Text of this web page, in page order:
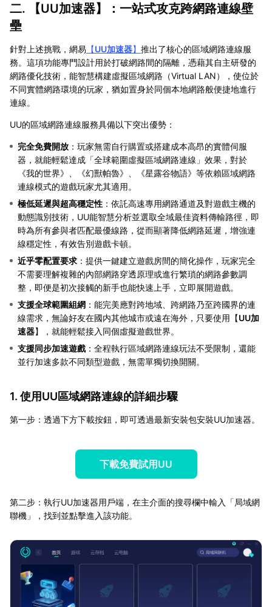
二. 【UU加速器】：一站式攻克跨網路連線壁
壘
針對上述挑戰，網易 【UU加速器】 推出了核心的區域網路連線服
務。這項功能專門設計用於打破網路間的隔離，憑藉其自主研發的
網路優化技術，能智慧構建虛擬區域網路（Virtual LAN），使位於
不同實體網路環境的玩家，猶如置身於同個本地網路般便捷地進行
連線。
UU的區域網路連線服務具備以下突出優勢：
完全免費開放 ：玩家無需自行購置或搭建成本高昂的實體伺服
器，就能輕鬆達成「全球範圍虛擬區域網路連線」效果，對於
《我的世界》、《幻獸帕魯》、《星露谷物語》等依賴區域網路
連線模式的遊戲玩家尤其適用。
極低延遲與超高穩定性 ：依託高速專用網路通道及對遊戲主機的
動態識別技術，UU能智慧分析並選取全域最佳資料傳輸路徑，即
時為所有參與者匹配最優線路，從而顯著降低網路延遲，增強連
線穩定性，有效告別遊戲卡頓。
近乎零配置要求 ：提供一鍵建立遊戲房間的簡化操作，玩家完全
不需要理解複雜的內部網路穿透原理或進行繁瑣的網路參數調
整，即便是初次接觸的新手也能快速上手，立即展開遊戲。
支援全球範圍組網 ：能完美應對跨地域、跨網路乃至跨國界的連
線需求，無論好友在國内其他城市或遠在海外，只要使用【UU加
速器】，就能輕鬆接入同個虛擬遊戲世界。
支援同步加速遊戲：全程執行區域網路連線玩法不受限制，還能
並行加速多款不同類型遊戲，無需單獨切換開關。
1. 使用UU區域網路連線的詳細步驟
第一步：透過下方下載按鈕，即可透過最新安裝包安裝UU加速器。
下載免費試用UU
第二步：執行UU加速器用戶端，在主介面的搜尋欄中輸入「局域網
聯機」，找到並點擊進入該功能。